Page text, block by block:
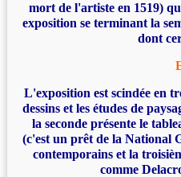
mort de l'artiste en 1519)
exposition se terminant la
dont
L'exposition est scindée en
dessins et les études de
la seconde présente le
(c'est un prêt de la National
contemporains et la
comme